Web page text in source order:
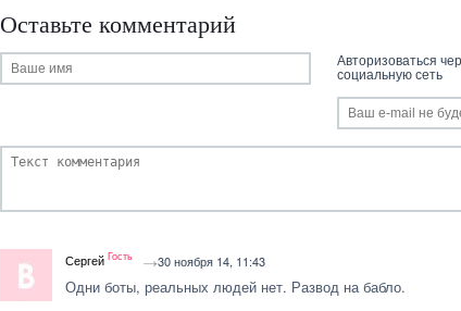
Оставьте комментарий
Авторизоваться
социальную сеть
Сергей Гость 30 ноября 14, 11:43
Одни боты, реальных людей нет. Развод на бабло.